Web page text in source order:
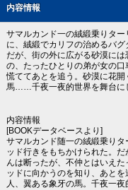
内容情報
サマルカンド一の絨緞乗りタ
に、絨緞でカリフの治めるバグ
だが、街の外に広がる砂漠に
の、たったひとりの弟が女の口
慌ててあとを追う。砂漠に花
馬……千夜一夜的世界を舞台に
内容情報
[BOOKデータベースより]
サマルカンド随一の絨緞乗り
ッド行きをもちかけられた。
んは断ったが、不仲とはいえ
ッドに向かうのを知り、あと
人、翼ある象牙の馬。千夜一